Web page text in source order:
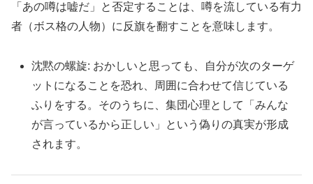
「あの噂は嘘だ」と否定することは、噂を流している有力
者（ボス格の人物）に反旗を翻すことを意味します。
沈黙の螺旋: おかしいと思っても、自分が次のターゲ
ットになることを恐れ、周囲に合わせて信じている
ふりをする。そのうちに、集団心理として「みんな
が言っているから正しい」という偽りの真実が形成
されます。